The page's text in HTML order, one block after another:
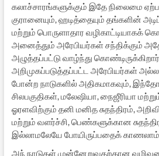
கலாச்சாரங்களுக்கும் இதே நிலைமை
குரானையும், ஹடித்தையும் தங்களின்
மற்றும் பொருளாதார வழிகாட்டியாகக்
அனைத்தும் அரேபியர்கள் சந்திக்கும்
அழுத்தப்பட்டு வாழ்ந்து
அறிமுகப்படுத்தப்பட்ட அரேபியர்கள்
போன்ற நாடுகளில் அதிகமாகவும்,
சிலபகுதிகள், மலேஷியா, நைஜீரியா
ஓரளவிற்கும் தனி மனித சுதந்திரம்,
மற்றும் வளர்ச்சி, பெண்களுக்கான
இல்லாமலேயே போயிருப்பதைக்
அந் நாடுகள் முன்னேறுவதற்கான